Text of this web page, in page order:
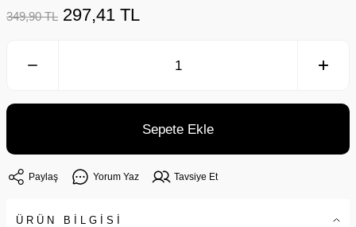
349,90 TL 297,41 TL
Sepete Ekle
Paylaş Yorum Yaz Tavsiye Et
ÜRÜN BİLGİSİ